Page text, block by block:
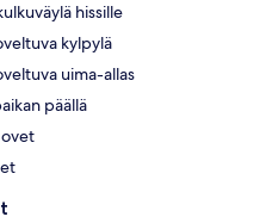
hissille
kylpylä
uima-allas
päällä